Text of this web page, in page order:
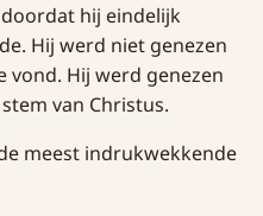
hij eindelijk
Hij werd niet genezen
vond. Hij werd genezen
van Christus.
meest indrukwekkende